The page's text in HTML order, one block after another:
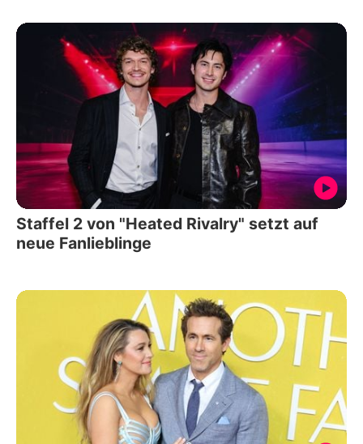
Staffel 2 von "Heated Rivalry" setzt auf
neue Fanlieblinge